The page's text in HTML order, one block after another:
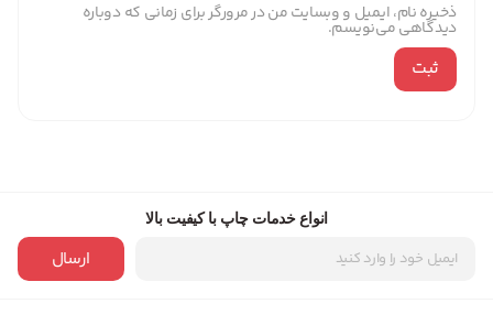
ذخیره نام، ایمیل و وبسایت من در مرورگر برای زمانی که دوباره
دیدگاهی می‌نویسم.
انواع خدمات چاپ با کیفیت بالا
ارسال